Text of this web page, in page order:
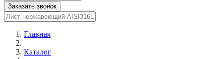
Заказать звонок
Главная
Каталог